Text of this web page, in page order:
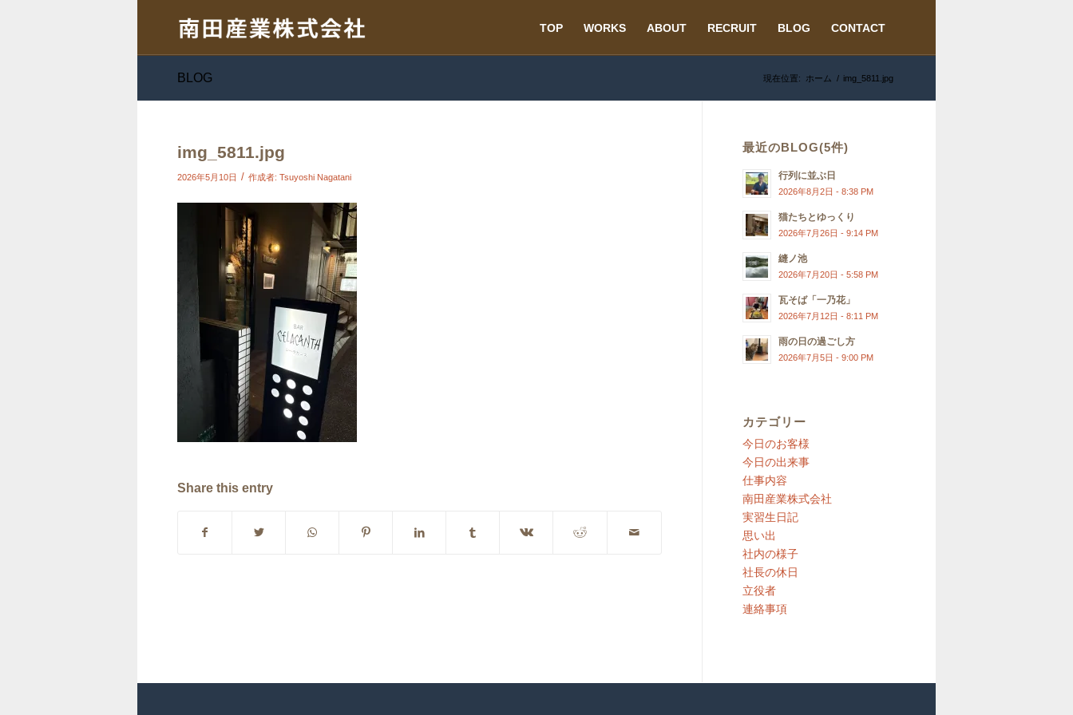
TOP WORKS ABOUT RECRUIT BLOG CONTACT
BLOG 現在位置: ホーム / img_5811.jpg
img_5811.jpg
2026年5月10日 / 作成者: Tsuyoshi Nagatani
Share this entry
最近のBLOG(5件)
行列に並ぶ日
2026年8月2日 - 8:38 PM
猫たちとゆっくり
2026年7月26日 - 9:14 PM
縫ノ池
2026年7月20日 - 5:58 PM
瓦そば「一乃花」
2026年7月12日 - 8:11 PM
雨の日の過ごし方
2026年7月5日 - 9:00 PM
カテゴリー
今日のお客様
今日の出来事
仕事内容
南田産業株式会社
実習生日記
思い出
社内の様子
社長の休日
立役者
連絡事項